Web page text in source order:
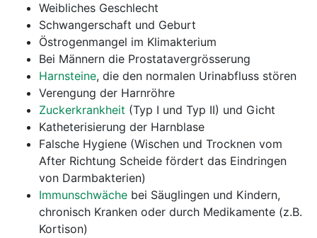
Weibliches Geschlecht
Schwangerschaft und Geburt
Östrogenmangel im Klimakterium
Bei Männern die Prostatavergrösserung
Harnsteine, die den normalen Urinabfluss stören
Verengung der Harnröhre
Zuckerkrankheit (Typ I und Typ II) und Gicht
Katheterisierung der Harnblase
Falsche Hygiene (Wischen und Trocknen vom
After Richtung Scheide fördert das Eindringen
von Darmbakterien)
Immunschwäche bei Säuglingen und Kindern,
chronisch Kranken oder durch Medikamente (z.B.
Kortison)